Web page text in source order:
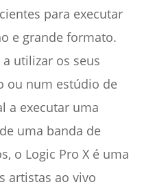
para executar
e grande formato.
utilizar os seus
ou num estúdio de
a executar uma
uma banda de
o Logic Pro X é uma
artistas ao vivo